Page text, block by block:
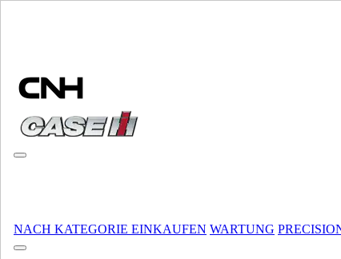
NACH KATEGORIE EINKAUFEN WARTUNG
MARKE UND SPRACHE WÄHLEN